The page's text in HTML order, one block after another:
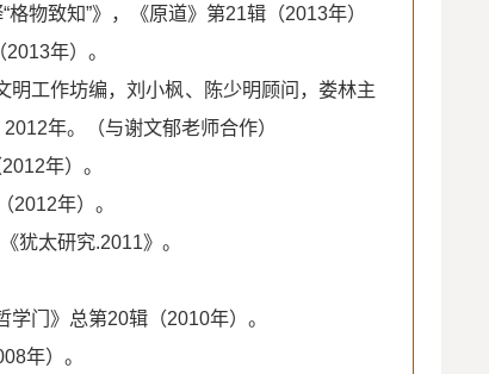
物致知”》，《原道》第21辑（2013年）
年）。
明工作坊编，刘小枫、陈少明顾问，娄林主
年。（与谢文郁老师合作）
年）。
年）。
太研究.2011》。
门》总第20辑（2010年）。
年）。